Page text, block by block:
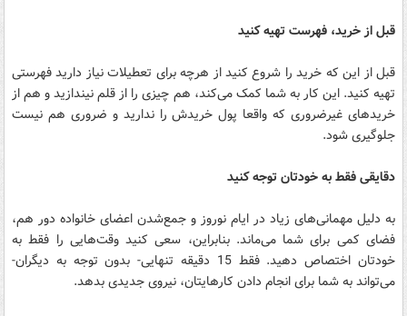
قبل از خرید، فهرست تهیه کنید
قبل از این که خرید را شروع کنید از هرچه برای تعطیلات نیاز دارید فهرستی
تهیه کنید. این کار به شما کمک می‌کند، هم چیزی را از قلم نیندازید و هم از
خریدهای غیرضروری که واقعا پول خریدش را ندارید و ضروری هم نیست
جلوگیری شود.
دقایقی فقط به خودتان توجه کنید
به دلیل مهمانی‌های زیاد در ایام نوروز و جمع‌شدن اعضای خانواده دور هم،
فضای کمی برای شما می‌ماند. بنابراین، سعی کنید وقت‌هایی را فقط به
خودتان اختصاص دهید. فقط 15 دقیقه تنهایی- بدون توجه به دیگران-
می‌تواند به شما برای انجام دادن کارهایتان، نیروی جدیدی بدهد.